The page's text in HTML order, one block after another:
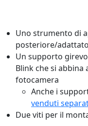
Uno strumento di
posteriore/
Un supporto
Blink che si abbina
fotocamera
Anche i
venduti
Due viti per il